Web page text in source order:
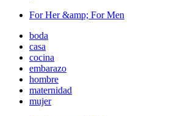
For Her &amp; For Men
boda
casa
cocina
embarazo
hombre
maternidad
mujer